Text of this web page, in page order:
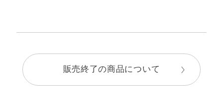
販売終了の商品について